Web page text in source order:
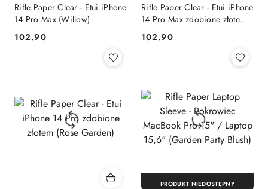
Rifle Paper Clear - Etui iPhone
14 Pro Max (Willow)
Cena:
102.90
Rifle Paper Clear - Etui iPhone
14 Pro Max zdobione złotem
Cena:
102.90
PRODUKT NIEDOSTĘPNY